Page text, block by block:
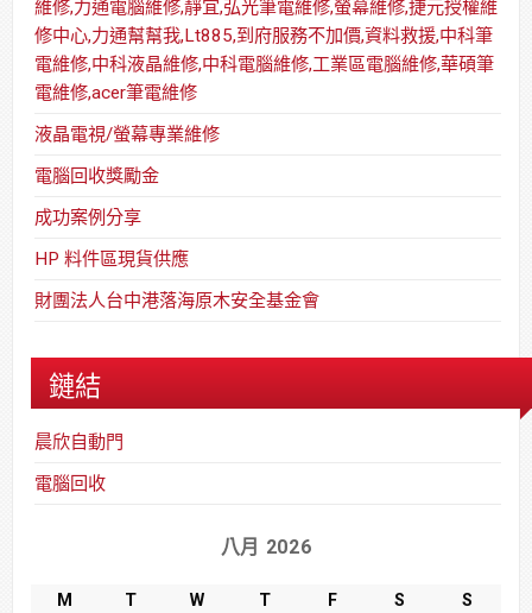
維修,力通電腦維修,靜宜,弘光筆電維修,螢幕維修,捷元授權維
修中心,力通幫幫我,Lt885,到府服務不加價,資料救援,中科筆
電維修,中科液晶維修,中科電腦維修,工業區電腦維修,華碩筆
電維修,acer筆電維修
液晶電視/螢幕專業維修
電腦回收獎勵金
成功案例分享
HP 料件區現貨供應
財團法人台中港落海原木安全基金會
鏈結
晨欣自動門
電腦回收
八月 2026
M T W T F S
S